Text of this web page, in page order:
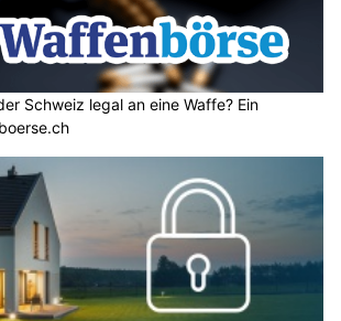
Schweiz legal an eine Waffe? Ein